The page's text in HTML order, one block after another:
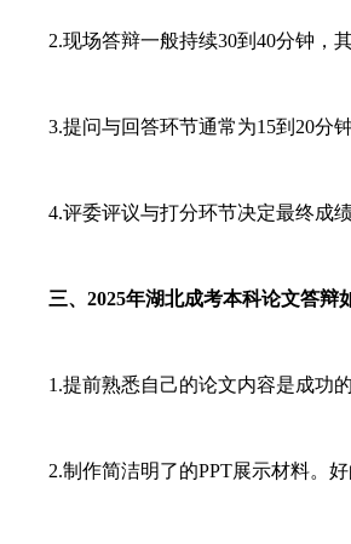
2.现场答辩一般持续30到40分钟，其
3.提问与回答环节通常为15到20分钟
4.评委评议与打分环节决定最终成绩
三、2025年湖北成考本科论文答辩
1.提前熟悉自己的论文内容是成功的
2.制作简洁明了的PPT展示材料。好